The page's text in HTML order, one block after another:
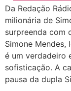
Da Redação
milionária de
surpreenda com
Simone Mendes,
é um verdadeiro
sofisticação. A
pausa da dupla